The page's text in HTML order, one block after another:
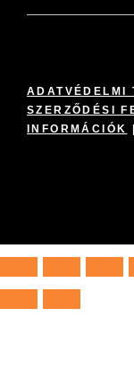
ADATVÉDELMI
SZERZŐDÉSI
INFORMÁCIÓK